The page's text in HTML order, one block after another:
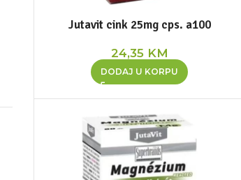
Jutavit cink 25mg cps. a100
24,35 KM
DODAJ U KORPU